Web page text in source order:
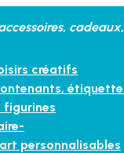
créatifs
figurines
personnalisables